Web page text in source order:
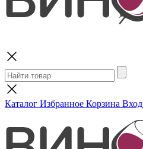
Каталог Избранное Корзина Вход